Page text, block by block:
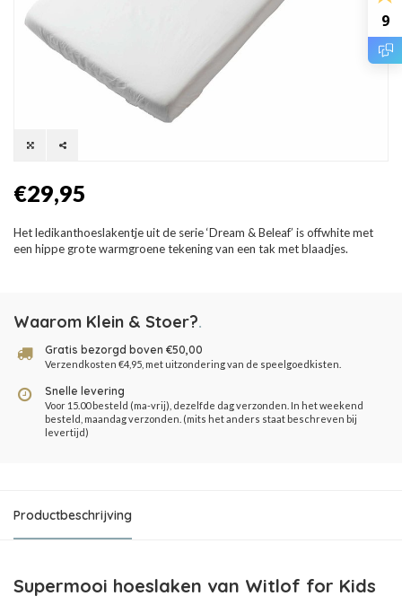
9
€29,95
Het ledikanthoeslakentje uit de serie ‘Dream & Beleaf’ is offwhite met
een hippe grote warmgroene tekening van een tak met blaadjes.
Waarom Klein & Stoer?.
Gratis bezorgd boven €50,00
Verzendkosten €4,95, met uitzondering van de speelgoedkisten.
Snelle levering
Voor 15.00 besteld (ma-vrij), dezelfde dag verzonden. In het weekend
besteld, maandag verzonden. (mits het anders staat beschreven bij
levertijd)
Productbeschrijving
Supermooi hoeslaken van Witlof for Kids